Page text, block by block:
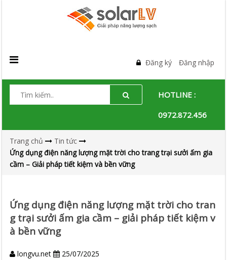
Đăng ký Đăng nhập
HOTLINE :
0972.872.456
Trang chủ
Tin tức
Ứng dụng điện năng lượng mặt trời cho trang trại sưởi ấm gia
cầm – Giải pháp tiết kiệm và bền vững
Ứng dụng điện năng lượng mặt trời cho tran
g trại sưởi ấm gia cầm – giải pháp tiết kiệm v
à bền vững
longvu.net 25/07/2025